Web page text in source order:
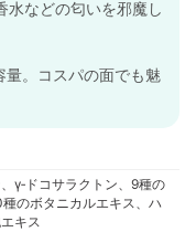
水などの匂いを邪魔し
。コスパの面でも魅
γ‐ドコサラクトン、9種の
のボタニカルエキス、ハ
キス